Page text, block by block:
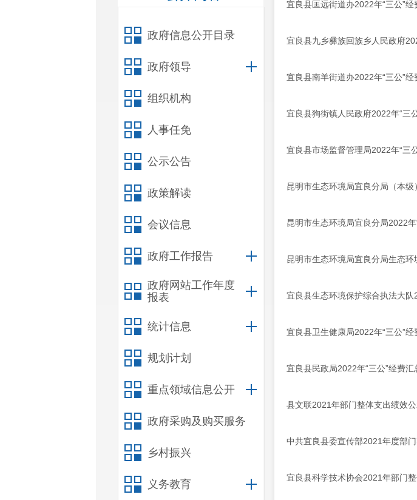
政府信息公开目录
政府领导
组织机构
人事任免
公示公告
政策解读
会议信息
政府工作报告
政府网站工作年度
报表
统计信息
规划计划
重点领域信息公开
政府采购及购买服务
乡村振兴
义务教育
宜良县匡远街道办2022年“三公”经
宜良县九乡彝族回族乡人民政府
宜良县南羊街道办2022年“三公”经
宜良县狗街镇人民政府2022年“三
宜良县市场监督管理局2022年“三
昆明市生态环境局宜良分局（本级
昆明市生态环境局宜良分局2022年
昆明市生态环境局宜良分局生态
宜良县生态环境保护综合执法大队
宜良县卫生健康局2022年“三公”
宜良县民政局2022年“三公”经费汇
县文联2021年部门整体支出绩效
中共宜良县委宣传部2021年度部
宜良县科学技术协会2021年部门